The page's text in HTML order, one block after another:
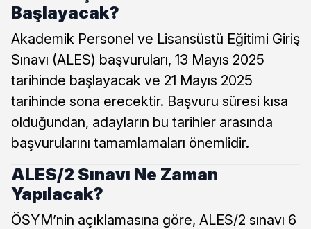
Başlayacak?
Akademik Personel ve Lisansüstü Eğitimi Giriş
Sınavı (ALES) başvuruları, 13 Mayıs 2025
tarihinde başlayacak ve 21 Mayıs 2025
tarihinde sona erecektir. Başvuru süresi kısa
olduğundan, adayların bu tarihler arasında
başvurularını tamamlamaları önemlidir.
ALES/2 Sınavı Ne Zaman
Yapılacak?
ÖSYM’nin açıklamasına göre, ALES/2 sınavı 6